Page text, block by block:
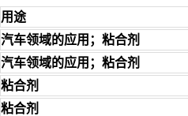
用途
汽车领域的应用；粘合剂
汽车领域的应用；粘合剂
粘合剂
粘合剂